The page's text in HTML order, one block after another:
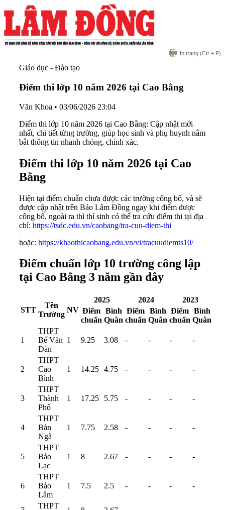
In trang (Ctr + P)
Giáo dục - Đào tạo
Điểm thi lớp 10 năm 2026 tại Cao Bằng
Văn Khoa • 03/06/2026 23:04
Điểm thi lớp 10 năm 2026 tại Cao Bằng: Cập nhật mới
nhất, chi tiết từng trường, giúp học sinh và phụ huynh nắm
bắt thông tin nhanh chóng, chính xác.
Điểm thi lớp 10 năm 2026 tại Cao
Bằng
Hiện tại điểm chuẩn chưa được các trường công bố, và sẽ
được cập nhật trên Báo Lâm Đồng ngay khi điểm được
công bố, ngoài ra thì thí sinh có thể tra cứu điểm thi tại địa
chỉ: https://tsdc.edu.vn/caobang/tra-cuu-diem-thi
hoặc: https://khaothicaobang.edu.vn/vi/tracuudiemts10/
Điểm chuẩn lớp 10 trường công lập
tại Cao Bằng 3 năm gần đây
STT
Tên
Trường
NV
2025 2024
2023
Điểm
chuẩn
Bình
Quân
Điểm
chuẩn
Bình
Quân
Điểm
chuẩn
Bình
Quân
1
THPT
Bế Văn
Đàn
1 9.25 3.08 - - - -
2
THPT
Cao
Bình
1 14.25 4.75 - - - -
3
THPT
Thành
Phố
1 17.25 5.75 - - - -
4
THPT
Bản
Ngà
1 7.75 2.58 - - - -
5
THPT
Bảo
Lạc
1 8 2.67 - - - -
6
THPT
Bảo
Lâm
1 7.5 2.5 - - - -
THPT